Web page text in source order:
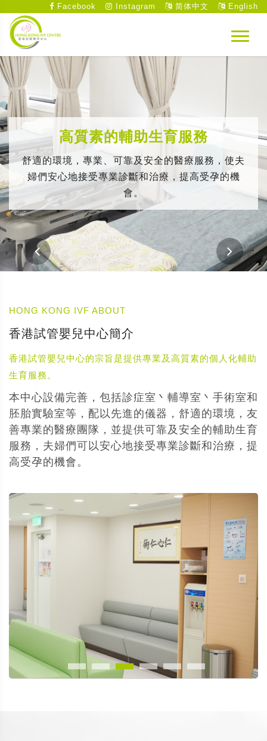
Facebook Instagram 简体中文 English
先進、專業、全新的整套醫療設備
中心設備完善，包括診症室、輔導室、手術室和實
驗室，並配以先進的儀器。
HONG KONG IVF ABOUT
香港試管嬰兒中心簡介
香港試管嬰兒中心的宗旨是提供專業及高質素的個人化輔助
生育服務。
本中心設備完善，包括診症室丶輔導室丶手術室和
胚胎實驗室等，配以先進的儀器，舒適的環境，友
善專業的醫療團隊，並提供可靠及安全的輔助生育
服務，夫婦們可以安心地接受專業診斷和治療，提
高受孕的機會。